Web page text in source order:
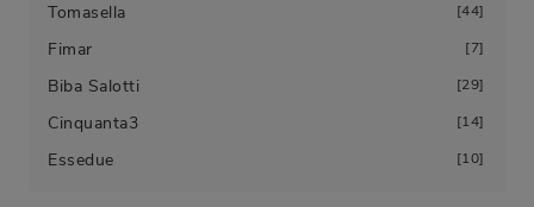
Tomasella 44
Fimar 7
Biba Salotti 29
Cinquanta3 14
Essedue 10